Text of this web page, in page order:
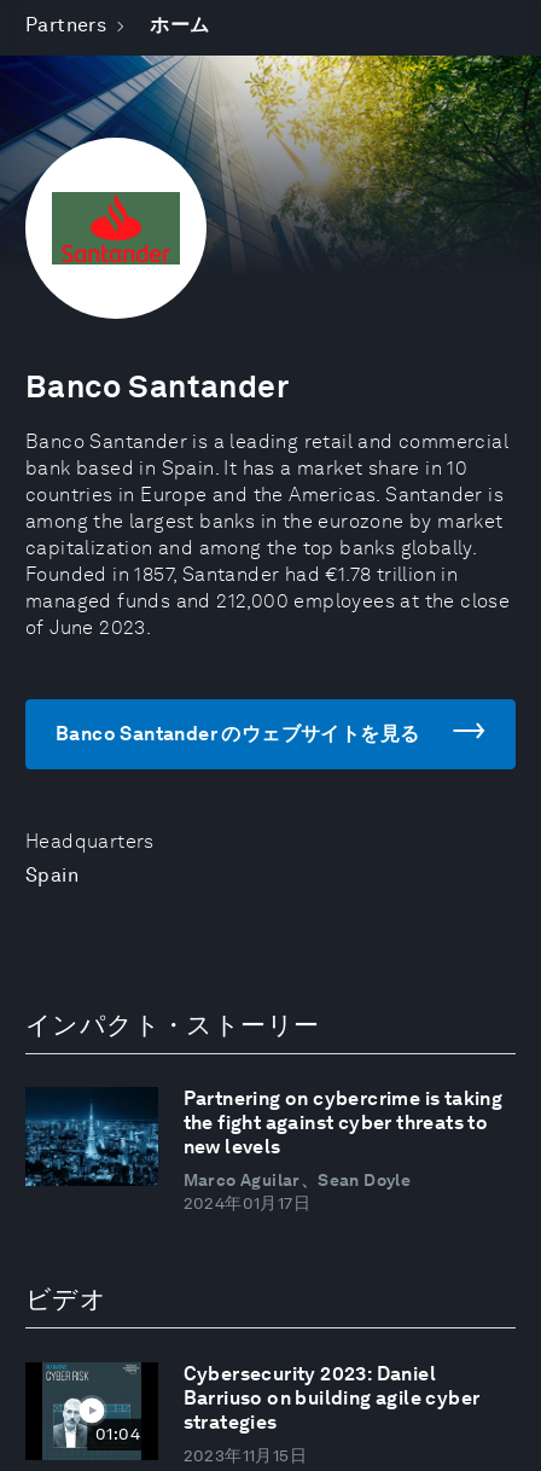
Partners ホーム
Headquarters
Spain
Banco Santander
Banco Santander is a leading retail and commercial
bank based in Spain. It has a market share in 10
countries in Europe and the Americas. Santander is
among the largest banks in the eurozone by market
capitalization and among the top banks globally.
Founded in 1857, Santander had €1.78 trillion in
managed funds and 212,000 employees at the close
of June 2023.
Banco Santander のウェブサイトを見る
インパクト・ストーリー
Partnering on cybercrime is taking
the fight against cyber threats to
new levels
Marco Aguilar、Sean Doyle
2024年01月17日
ビデオ
01:04
Cybersecurity 2023: Daniel
Barriuso on building agile cyber
strategies
2023年11月15日